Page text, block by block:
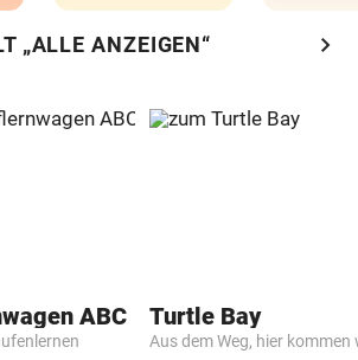
„ALLE ANZEIGEN“ chevron_right
ABC Turtle Bay
Aus dem Weg, hier kommen